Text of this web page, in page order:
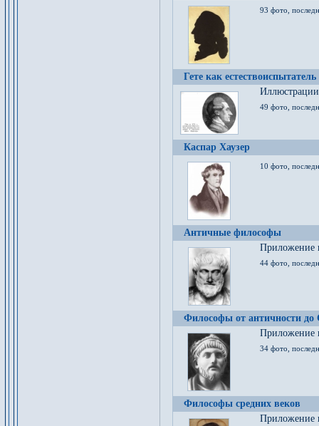
93 фото,
Гете как естествоиспытатель
49 фото,
Каспар Хаузер
10 фото,
Античные философы
Приложение
44 фото,
Философы от античности до
Приложение
34 фото,
Философы средних веков
Приложение